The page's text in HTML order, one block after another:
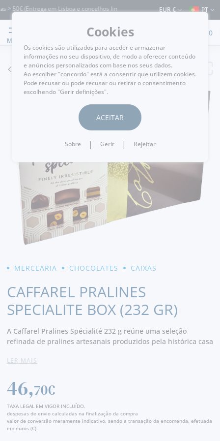
50€ (Entrega em Lisboa e concelhos limítrofes) ⚠️ Envios para Portugal e para
EUR € PT
MENU
0
VOLTAR
MERCEARIA CHOCOLATES CAIXAS
CAFFAREL PRALINES
SPECIALITE BOX (232 GR)
A Caffarel Pralines Spécialité 232 g reúne uma seleção
refinada de pralines artesanais produzidos pela histórica casa
chocolates recheados com creme, gianduia ou com avelã,
chocolateira piemontesa. Perfeita para oferecer, celebrar
momentos especiais ou desfrutar com calma num café ou
chá. A composição sem glúten torna-a uma escolha elegante e
versátil para diferentes públicos.
LER MAIS
46,70€
TAXA LEGAL EM VIGOR INCLUÍDO.
despesas de envio calculadas na finalização da compra
valor de conversão meramente indicativo, sendo a transação da encomenda, efetuada
em euros (€).
Cookies
Os cookies são utilizados para aceder e armazenar
informações no seu dispositivo, de modo a oferecer conteúdo
e anúncios personalizados com base nos seus dados.
Ao escolher "concordo" está a consentir que utilizem cookies.
Pode recusar ou pode recusar ou retirar o consentimento
escolhendo "Gerir definições".
ACEITAR
Sobre | Gerir | Rejeitar